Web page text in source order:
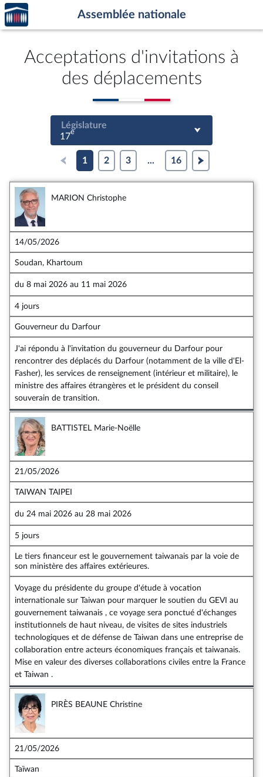
Aller au contenu
Aller en bas de la page
Accèder
à la
page
Assemblée nationale
Acceptations d'invitations à
des déplacements
Législature
17e
1 2 3 ... 16
MARION Christophe
14/05/2026
Soudan, Khartoum
du 8 mai 2026 au 11 mai 2026
4 jours
Gouverneur du Darfour
J'ai répondu à l'invitation du gouverneur du Darfour pour
rencontrer des déplacés du Darfour (notamment de la ville d'El-
Fasher), les services de renseignement (intérieur et militaire), le
ministre des affaires étrangères et le président du conseil
souverain de transition.
BATTISTEL Marie-Noëlle
21/05/2026
TAIWAN TAIPEI
du 24 mai 2026 au 28 mai 2026
5 jours
Le tiers financeur est le gouvernement taiwanais par la voie de
son ministère des affaires extérieures.
Voyage du présidente du groupe d'étude à vocation
internationale sur Taiwan pour marquer le soutien du GEVI au
gouvernement taiwanais , ce voyage sera ponctué d'échanges
institutionnels de haut niveau, de visites de sites industriels
technologiques et de défense de Taiwan dans une entreprise de
collaboration entre acteurs économiques français et taiwanais.
Mise en valeur des diverses collaborations civiles entre la France
et Taiwan .
PIRÈS BEAUNE Christine
21/05/2026
Taïwan